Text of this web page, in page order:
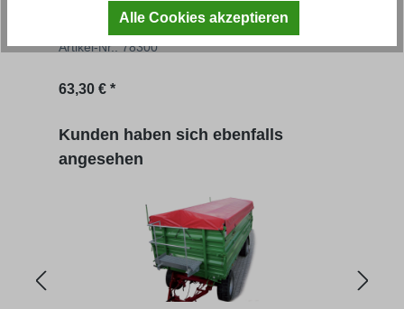
Artikel-Nr.: 78300
Regulärer Preis:
63,30 € *
Produktgalerie überspringen
Kunden haben sich ebenfalls
angesehen
Alle Cookies akzeptieren